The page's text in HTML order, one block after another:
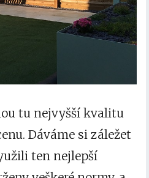
tu nejvyšší kvalitu
Dáváme si záležet
ten nejlepší